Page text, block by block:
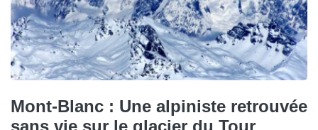
Mont-Blanc : Une alpiniste retrouvée
sans vie sur le glacier du Tour